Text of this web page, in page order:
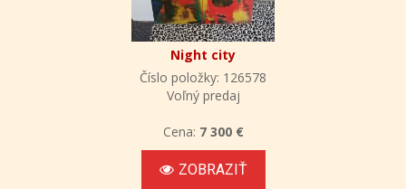
Night city
Číslo položky: 126578
Voľný predaj
Cena: 7 300 €
ZOBRAZIŤ